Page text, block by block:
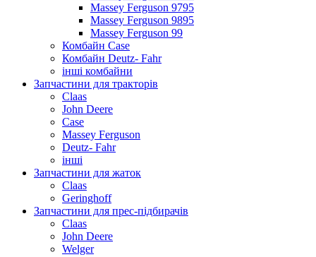
Massey Ferguson 9795
Massey Ferguson 9895
Massey Ferguson 99
Комбайн Case
Комбайн Deutz- Fahr
інші комбайни
Запчастини для тракторів
Claas
John Deere
Case
Massey Ferguson
Deutz- Fahr
інші
Запчастини для жаток
Claas
Geringhoff
Запчастини для прес-підбирачів
Claas
John Deere
Welger